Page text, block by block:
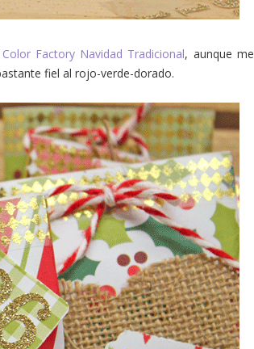
Color Factory Navidad Tradicional, aunque me
fiel al rojo-verde-dorado.